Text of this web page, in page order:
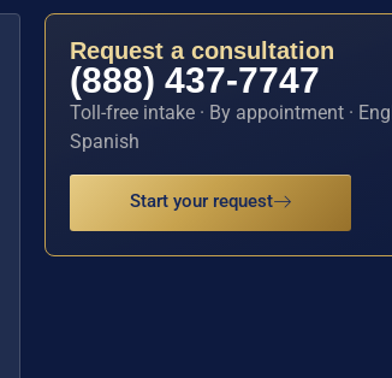
Request a consultation
(888) 437-7747
Toll-free intake · By appointment ·
Spanish
Start your request